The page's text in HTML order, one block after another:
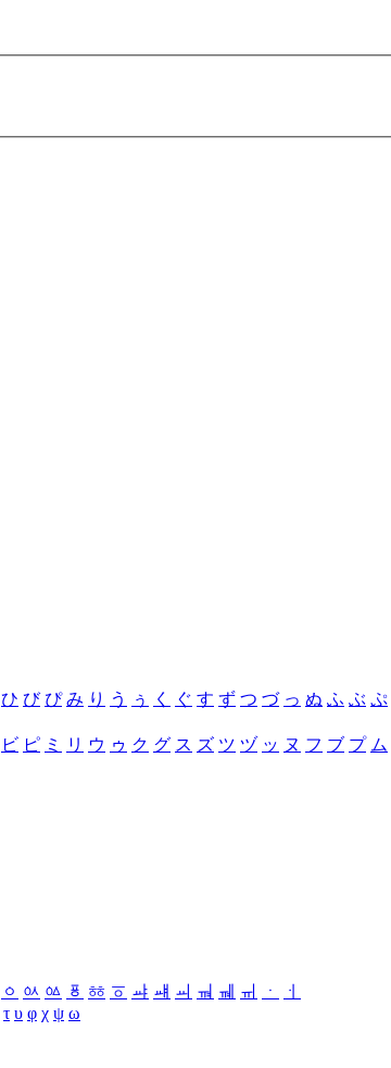
ひ び ぴ み り う ぅ く ぐ す ず つ づ っ ぬ ふ ぶ ぷ
ビ ピ ミ リ ウ ゥ ク グ ス ズ ツ ヅ ッ ヌ フ ブ プ ム
ㆁ ㆂ ㆃ ㆄ ㆅ ㆆ ㆇ ㆈ ㆉ ㆊ ㆋ ㆌ ㆍ
ㆎ
τ υ φ χ ψ ω